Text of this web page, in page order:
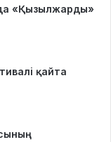
«Қызылжарды»
қайта